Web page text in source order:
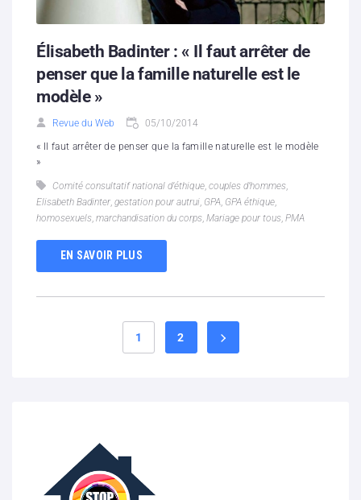
Élisabeth Badinter : « Il faut arrêter de
penser que la famille naturelle est le
modèle »
Revue du Web 05/10/2014
« Il faut arrêter de penser que la famille naturelle est le modèle
»
Comité consultatif national d’éthique, couples d’hommes,
Elisabeth Badinter, gestation pour autrui, GPA, GPA éthique,
homosexuels, marchandisation du corps, Mariage pour tous, PMA
EN SAVOIR PLUS
1 2